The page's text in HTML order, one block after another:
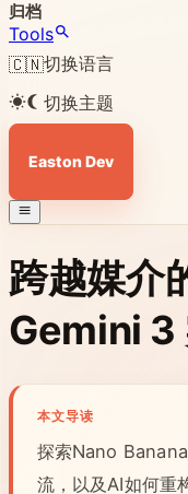
归档
Tools
🇨🇳切换语言
切换主题
Easton Dev
跨越媒介
Gemini 3
本文导读
探索Nano
流，以及AI如何重